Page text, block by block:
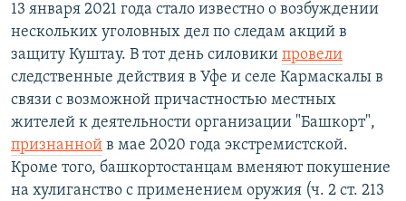
13 января 2021 года стало известно о возбуждении
нескольких уголовных дел по следам акций в
защиту Куштау. В тот день силовики провели
следственные действия в Уфе и селе Кармаскалы в
связи с возможной причастностью местных
жителей к деятельности организации "Башкорт",
признанной в мае 2020 года экстремистской.
Кроме того, башкортостанцам вменяют покушение
на хулиганство с применением оружия (ч. 2 ст. 213